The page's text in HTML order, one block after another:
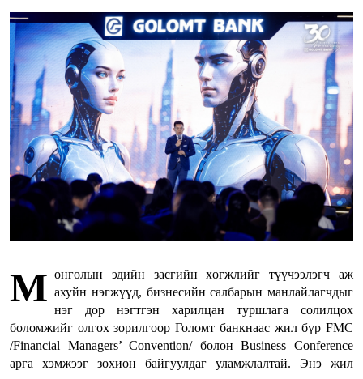
М онголын эдийн засгийн хөгжлийг түүчээлэгч аж
ахуйн нэгжүүд, бизнесийн салбарын манлайлагчдыг
нэг дор нэгтгэн харилцан туршлага солилцох
боломжийг олгох зорилгоор Голомт банкнаас жил бүр FMC
/Financial Managers’ Convention/ болон Business Conference
арга хэмжээг зохион байгуулдаг уламжлалтай. Энэ жил